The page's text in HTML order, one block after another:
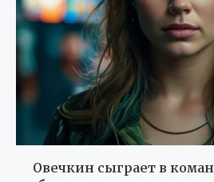
Овечкин сыграет в